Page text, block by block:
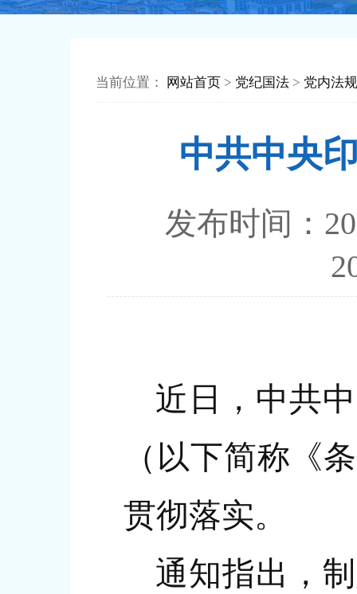
当前位置： 网站首页 > 党纪国法 > 党内法
中共中央
发布时间
近日，中共
（以下简称《
贯彻落实。
通知指出，